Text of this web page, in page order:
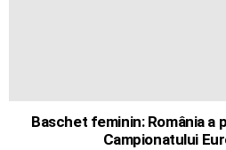
Baschet feminin: România a
Campionatului